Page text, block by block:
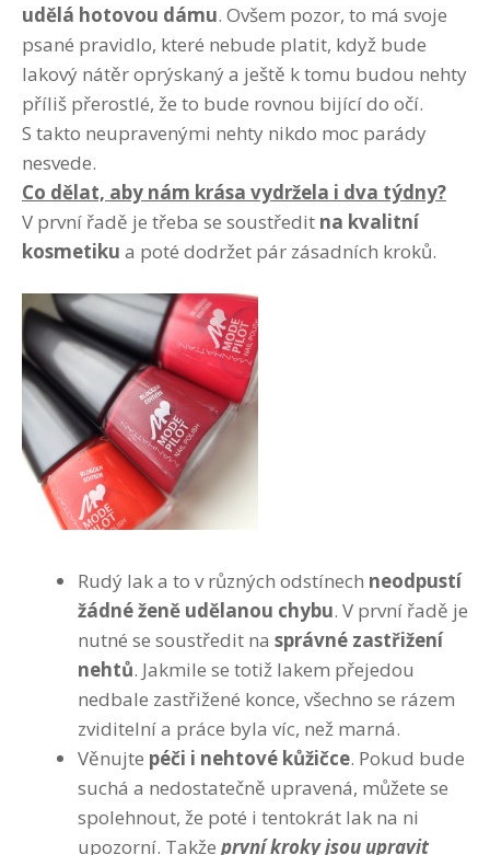
udělá hotovou dámu. Ovšem pozor, to má svoje
psané pravidlo, které nebude platit, když bude
lakový nátěr oprýskaný a ještě k tomu budou nehty
příliš přerostlé, že to bude rovnou bijící do očí.
S takto neupravenými nehty nikdo moc parády
nesvede.
Co dělat, aby nám krása vydržela i dva týdny?
V první řadě je třeba se soustředit na kvalitní
kosmetiku a poté dodržet pár zásadních kroků.
Rudý lak a to v různých odstínech neodpustí
žádné ženě udělanou chybu. V první řadě je
nutné se soustředit na správné zastřižení
nehtů. Jakmile se totiž lakem přejedou
nedbale zastřižené konce, všechno se rázem
zviditelní a práce byla víc, než marná.
Věnujte péči i nehtové kůžičce. Pokud bude
suchá a nedostatečně upravená, můžete se
spolehnout, že poté i tentokrát lak na ni
upozorní. Takže první kroky jsou upravit